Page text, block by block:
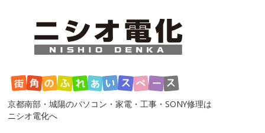
京都南部・城陽のパソコン・家電・工事・SONY修理は
ニシオ電化へ